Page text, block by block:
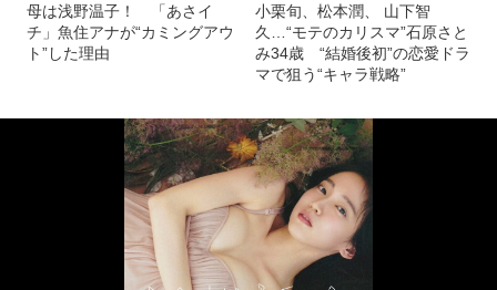
母は浅野温子！ 「あさイ
チ」魚住アナが“カミングアウ
ト”した理由
小栗旬、松本潤、 山下智
久…“モテのカリスマ”石原さと
み34歳 “結婚後初”の恋愛ドラ
マで狙う“キャラ戦略”